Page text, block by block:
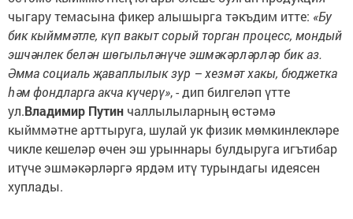
чыгару темасына фикер алышырга тәкъдим итте: «Бу
бик кыйммәтле, күп вакыт сорый торган процесс, мондый
эшчәнлек белән шөгыльләнүче эшмәкәрләрләр бик аз.
Әмма социаль җаваплылык зур – хезмәт хакы, бюджетка
һәм фондларга акча күчерү», - дип билгеләп үтте
ул.Владимир Путин чаллылыларның өстәмә
кыйммәтне арттыруга, шулай ук физик мөмкинлекләре
чикле кешеләр өчен эш урыннары булдыруга игътибар
итүче эшмәкәрләргә ярдәм итү турындагы идеясен
хуплады.